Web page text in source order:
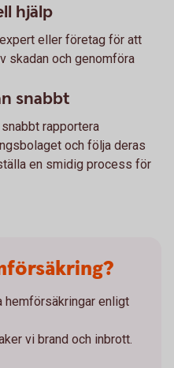
hjälp
eller företag för att
skadan och genomföra
snabbt
rapportera
och följa deras
en smidig process för
hemförsäkringar enligt
vi brand och inbrott.